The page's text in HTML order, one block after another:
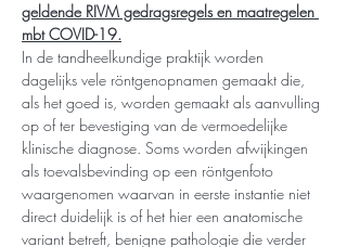
geldende RIVM gedragsregels en maatregelen
mbt COVID-19.
In de tandheelkundige praktijk worden
dagelijks vele röntgenopnamen gemaakt die,
als het goed is, worden gemaakt als aanvulling
op of ter bevestiging van de vermoedelijke
klinische diagnose. Soms worden afwijkingen
als toevalsbevinding op een röntgenfoto
waargenomen waarvan in eerste instantie niet
direct duidelijk is of het hier een anatomische
variant betreft, benigne pathologie die verder